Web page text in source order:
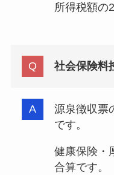
所得税額の
社会保険料
源泉徴収票
です。
健康保険・
合算です。